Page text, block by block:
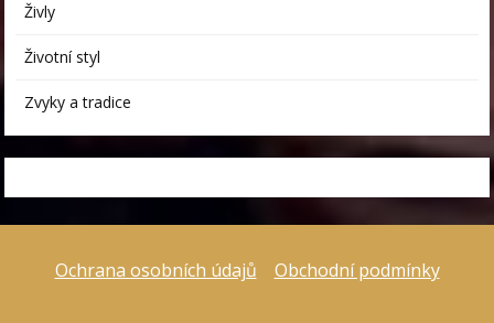
Živly
Životní styl
Zvyky a tradice
Ochrana osobních údajů Obchodní podmínky